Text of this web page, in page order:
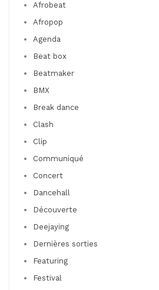
Afrobeat
Afropop
Agenda
Beat box
Beatmaker
BMX
Break dance
Clash
Clip
Communiqué
Concert
Dancehall
Découverte
Deejaying
Dernières sorties
Featuring
Festival